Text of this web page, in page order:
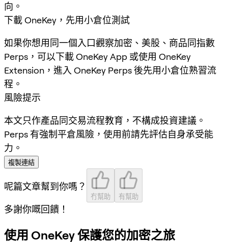
向。
下載 OneKey，先用小倉位測試
如果你想用同一個入口觀察加密、美股、商品同指數
Perps，可以下載 OneKey App 或使用 OneKey
Extension，進入 OneKey Perps 後先用小倉位熟習流
程。
風險提示
本文只作產品同交易流程教育，不構成投資建議。
Perps 有強制平倉風險，使用前請先評估自身承受能
力。
複製連結
呢篇文章幫到你嗎？
冇幫助 有幫助
多謝你嘅回饋！
使用 OneKey 保護您的加密之旅